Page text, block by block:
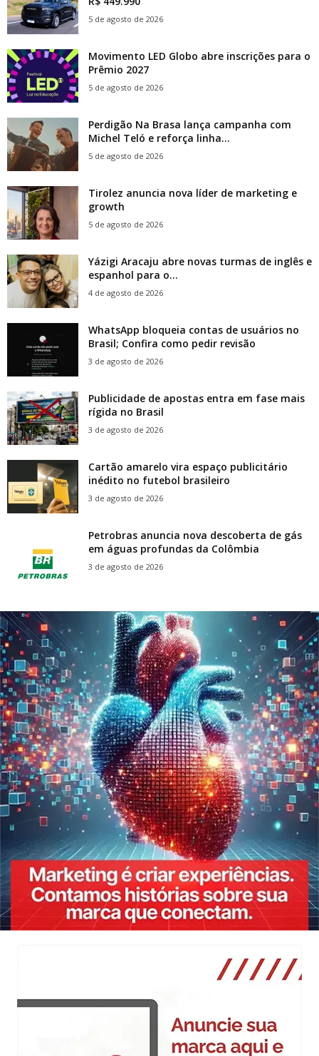
5 de agosto de 2026
Movimento LED Globo abre inscrições para o
Prêmio 2027
5 de agosto de 2026
Perdigão Na Brasa lança campanha com
Michel Teló e reforça linha...
5 de agosto de 2026
Tirolez anuncia nova líder de marketing e
growth
5 de agosto de 2026
Yázigi Aracaju abre novas turmas de inglês e
espanhol para o...
4 de agosto de 2026
WhatsApp bloqueia contas de usuários no
Brasil; Confira como pedir revisão
3 de agosto de 2026
Publicidade de apostas entra em fase mais
rígida no Brasil
3 de agosto de 2026
Cartão amarelo vira espaço publicitário
inédito no futebol brasileiro
3 de agosto de 2026
Petrobras anuncia nova descoberta de gás
em águas profundas da Colômbia
3 de agosto de 2026